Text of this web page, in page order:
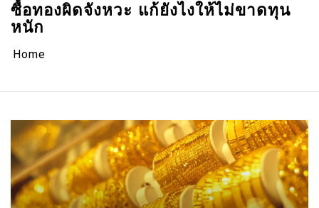
ซื้อทองผิดจังหวะ แก้ยังไงให้ไม่ขาดทุน
หนัก
Home